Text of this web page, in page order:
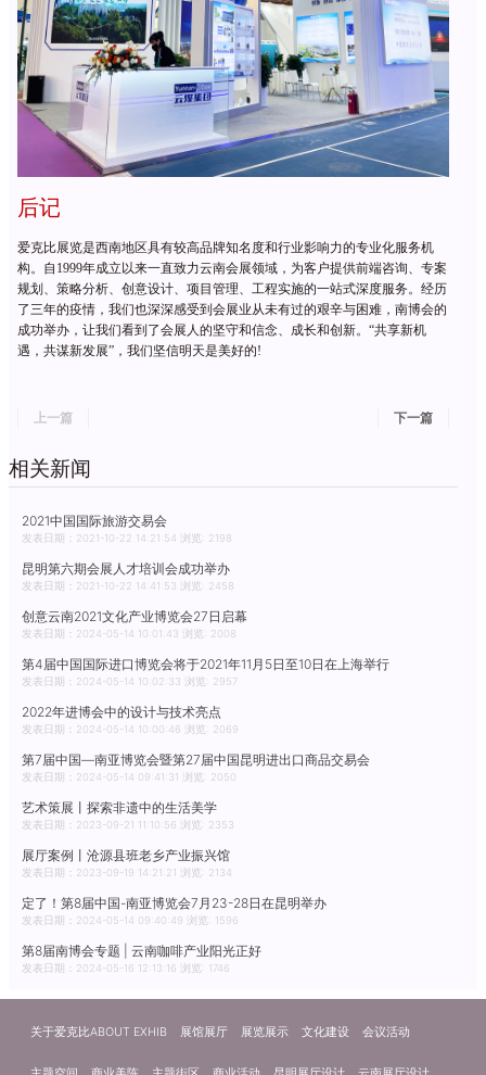
后记
爱克比展览是西南地区具有较高品牌知名度和行业影响力的专业化服务机
构。自1999年成立以来一直致力云南会展领域，为客户提供前端咨询、专案
规划、策略分析、创意设计、项目管理、工程实施的一站式深度服务。经历
了三年的疫情， 我们也深深感受到会展业从未有过的艰辛与困难， 南博会的
成功举办，让我们看到了会展人的坚守和信念、成长和创新。“共享新机
遇，共谋新发展”，我们坚信明天是美好的!
上一篇 下一篇
相关新闻
2021中国国际旅游交易会
发表日期：2021-10-22 14:21:54 浏览: 2198
昆明第六期会展人才培训会成功举办
发表日期：2021-10-22 14:41:53 浏览: 2458
创意云南2021文化产业博览会27日启幕
发表日期：2024-05-14 10:01:43 浏览: 2008
第4届中国国际进口博览会将于2021年11月5日至10日在上海举行
发表日期：2024-05-14 10:02:33 浏览: 2957
2022年进博会中的设计与技术亮点
发表日期：2024-05-14 10:00:46 浏览: 2069
第7届中国—南亚博览会暨第27届中国昆明进出口商品交易会
发表日期：2024-05-14 09:41:31 浏览: 2050
艺术策展丨探索非遗中的生活美学
发表日期：2023-09-21 11:10:56 浏览: 2353
展厅案例丨沧源县班老乡产业振兴馆
发表日期：2023-09-19 14:21:21 浏览: 2134
定了！第8届中国-南亚博览会7月23-28日在昆明举办
发表日期：2024-05-14 09:40:49 浏览: 1596
第8届南博会专题 | 云南咖啡产业阳光正好
发表日期：2024-05-16 12:13:16 浏览: 1746
关于爱克比ABOUT EXHIB 展馆展厅 展览展示 文化建设 会议活动